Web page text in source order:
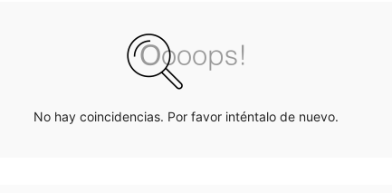
No hay coincidencias. Por favor inténtalo de nuevo.